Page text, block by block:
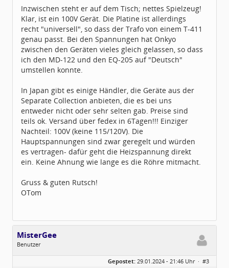
Inzwischen steht er auf dem Tisch; nettes Spielzeug!
Klar, ist ein 100V Gerät. Die Platine ist allerdings
recht "universell", so dass der Trafo von einem T-411
genau passt. Bei den Spannungen hat Onkyo
zwischen den Geräten vieles gleich gelassen, so dass
ich den MD-122 und den EQ-205 auf "Deutsch"
umstellen konnte.
In Japan gibt es einige Händler, die Geräte aus der
Separate Collection anbieten, die es bei uns
entweder nicht oder sehr selten gab. Preise sind
teils ok. Versand über fedex in 6Tagen!!! Einziger
Nachteil: 100V (keine 115/120V). Die
Hauptspannungen sind zwar geregelt und würden
es vertragen- dafür geht die Heizspannung direkt
ein. Keine Ahnung wie lange es die Röhre mitmacht.
Gruss & guten Rutsch!
OTom
MisterGee
Benutzer
Geschlecht:
keine Angabe
Gepostet: 29.01.2024 - 21:46 Uhr · #3